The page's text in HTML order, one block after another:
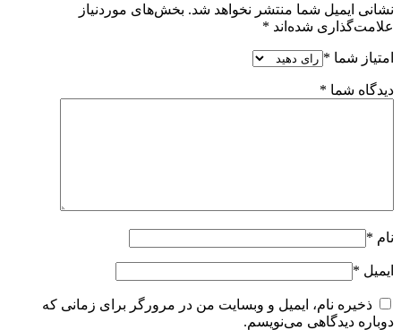
نشانی ایمیل شما منتشر نخواهد شد. بخش‌های موردنیاز
علامت‌گذاری شده‌اند *
امتیاز شما *
دیدگاه شما *
نام *
ایمیل *
ذخیره نام، ایمیل و وبسایت من در مرورگر برای زمانی که
دوباره دیدگاهی می‌نویسم.